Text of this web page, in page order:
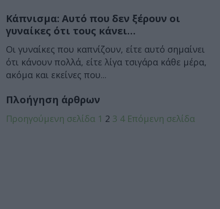
Κάπνισμα: Αυτό που δεν ξέρουν οι
γυναίκες ότι τους κάνει…
Οι γυναίκες που καπνίζουν, είτε αυτό σημαίνει
ότι κάνουν πολλά, είτε λίγα τσιγάρα κάθε μέρα,
ακόμα και εκείνες που...
Πλοήγηση άρθρων
Προηγούμενη σελίδα 1 2 3 4 Επόμενη σελίδα